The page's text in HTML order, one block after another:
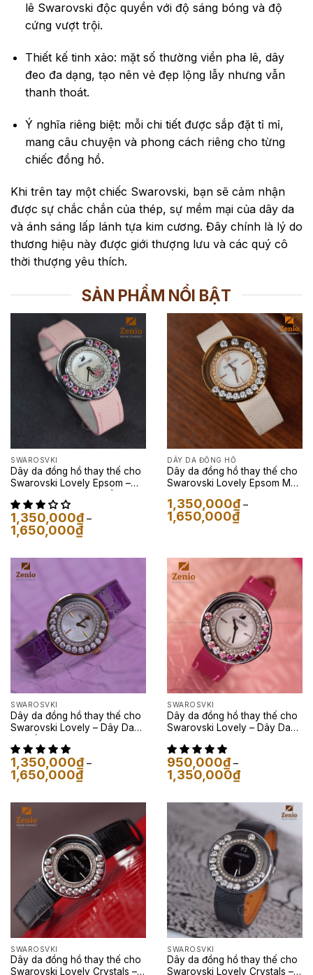
lê Swarovski độc quyền với độ sáng bóng và độ
cứng vượt trội.
Thiết kế tinh xảo: mặt số thường viền pha lê, dây
đeo đa dạng, tạo nên vẻ đẹp lộng lẫy nhưng vẫn
thanh thoát.
Ý nghĩa riêng biệt: mỗi chi tiết được sắp đặt tỉ mỉ,
mang câu chuyện và phong cách riêng cho từng
chiếc đồng hồ.
Khi trên tay một chiếc Swarovski, bạn sẽ cảm nhận
được sự chắc chắn của thép, sự mềm mại của dây da
và ánh sáng lấp lánh tựa kim cương. Đây chính là lý do
thương hiệu này được giới thượng lưu và các quý cô
thời thượng yêu thích.
SẢN PHẨM NỔI BẬT
SWAROSVKI
Dây da đồng hồ thay thế cho
Swarovski Lovely Epsom –
Nude
1,350,000₫ –
1,650,000₫Khoảng
giá:
DÂY DA ĐỒNG HỒ
Dây da đồng hồ thay thế cho
Swarovski Lovely Epsom Màu
1,350,000₫ –
1,650,000₫Khoảng
giá:
1,650,000₫
SWAROSVKI
Dây da đồng hồ thay thế cho
Swarovski Lovely – Dây Da
Cá Sấu Màu Tím
1,350,000₫ –
1,650,000₫Khoảng
giá:
1,650,000₫
SWAROSVKI
Dây da đồng hồ thay thế cho
Swarovski Lovely – Dây Da
950,000₫ –
1,350,000₫Khoảng
giá:
đến
1,350,000₫
SWAROSVKI
Dây da đồng hồ thay thế cho
Swarovski Lovely Crystals –
SWAROSVKI
Dây da đồng hồ thay thế cho
Swarovski Lovely Crystals –